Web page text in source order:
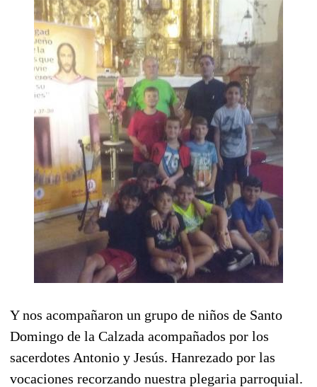
Y nos acompañaron un grupo de niños de Santo
Domingo de la Calzada acompañados por los
sacerdotes Antonio y Jesús. Hanrezado por las
vocaciones recorzando nuestra plegaria parroquial.